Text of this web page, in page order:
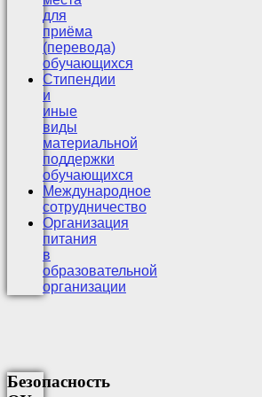
для
приёма
(перевода)
обучающихся
Стипендии
и
иные
виды
материальной
поддержки
обучающихся
Международное
сотрудничество
Организация
питания
в
образовательной
организации
Безопасность